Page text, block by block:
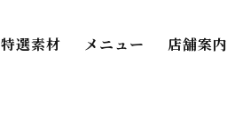
特選素材 メニュー 店舗案内